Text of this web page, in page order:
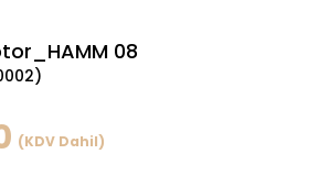
08
(KDV Dahil)